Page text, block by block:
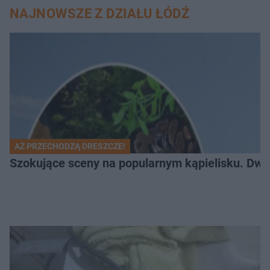
NAJNOWSZE Z DZIAŁU ŁÓDŹ
AŻ PRZECHODZĄ DRESZCZE!
Szokujące sceny na popularnym kąpielisku.